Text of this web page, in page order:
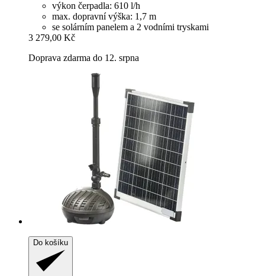
výkon čerpadla: 610 l/h
max. dopravní výška: 1,7 m
se solárním panelem a 2 vodními tryskami
3 279,00 Kč
Doprava zdarma do 12. srpna
Do košíku